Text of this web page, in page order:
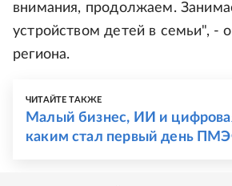
внимания, продолжаем.
устройством детей в семьи", -
региона.
ЧИТАЙТЕ ТАКЖЕ
Малый бизнес, ИИ и
каким стал первый день